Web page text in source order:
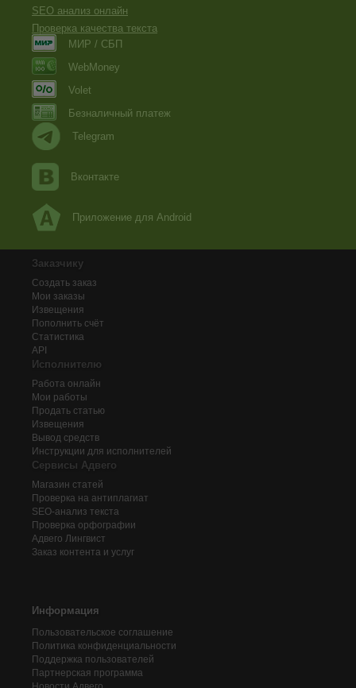
SEO анализ онлайн
Проверка качества текста
МИР / СБП
WebMoney
Volet
Безналичный платеж
Telegram
Вконтакте
Приложение для Android
Заказчику
Создать заказ
Мои заказы
Извещения
Пополнить счёт
Статистика
API
Исполнителю
Работа онлайн
Мои работы
Продать статью
Извещения
Вывод средств
Инструкции для исполнителей
Сервисы Адвего
Магазин статей
Проверка на антиплагиат
SEO-анализ текста
Проверка орфографии
Адвего Лингвист
Заказ контента и услуг
Информация
Пользовательское соглашение
Политика конфиденциальности
Поддержка пользователей
Партнерская программа